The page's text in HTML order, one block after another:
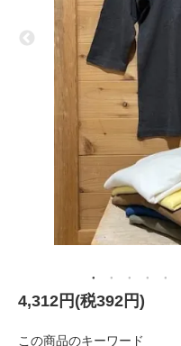
4,312円(税392円)
この商品のキーワード